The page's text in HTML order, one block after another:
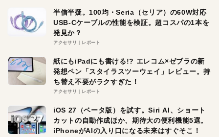
半信半疑。100均・Seria（セリア）の60W対応
USB-Cケーブルの性能を検証。超コスパの1本を
発見か？
アクセサリ レポート
紙にもiPadにも書ける!? エレコム×ゼブラの新
発想ペン「スタイラスツーウェイ」レビュー。持
ち替え不要がラクすぎた！
アクセサリ レポート
iOS 27（ベータ版）を試す。Siri AI、ショート
カットの自動作成ほか、期待大の便利機能5選。
iPhoneがAIの入り口になる未来はすぐそこ！